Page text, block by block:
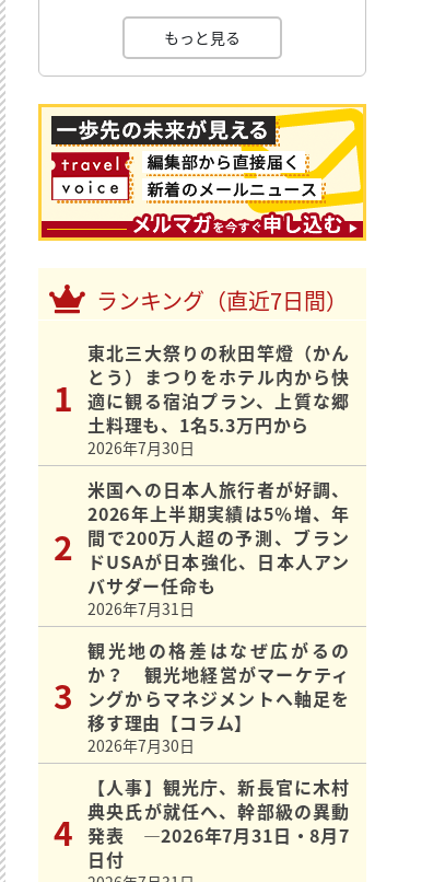
もっと見る
ランキング（直近7日間）
東北三大祭りの秋田竿燈（かん
とう）まつりをホテル内から快
適に観る宿泊プラン、上質な郷
土料理も、1名5.3万円から
2026年7月30日
米国への日本人旅行者が好調、
2026年上半期実績は5％増、年
間で200万人超の予測、ブラン
ドUSAが日本強化、日本人アン
バサダー任命も
2026年7月31日
観光地の格差はなぜ広がるの
か？ 観光地経営がマーケティ
ングからマネジメントへ軸足を
移す理由【コラム】
2026年7月30日
【人事】観光庁、新長官に木村
典央氏が就任へ、幹部級の異動
発表 ―2026年7月31日・8月7
日付